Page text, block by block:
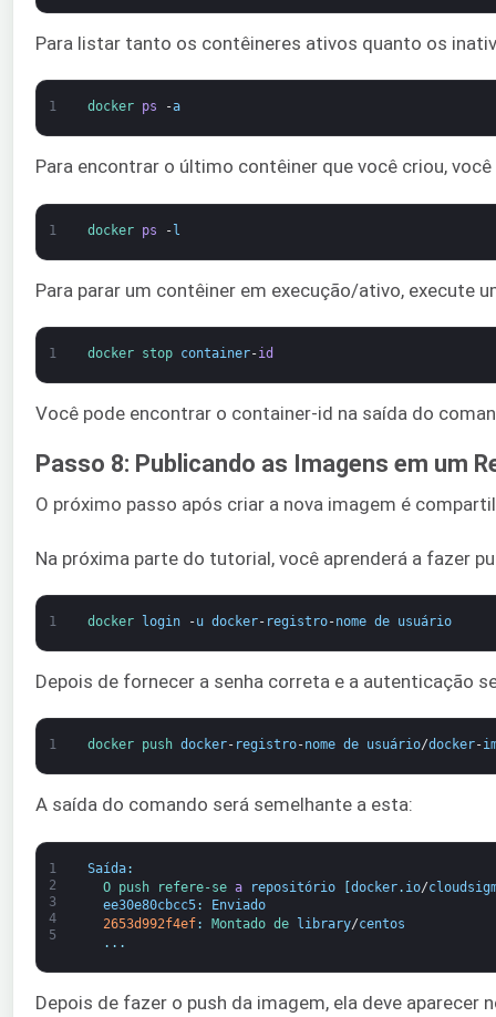
Para listar tanto os contêineres ativos quanto os
1 docker ps -a
Para encontrar o último contêiner que você criou,
1 docker ps -l
Para parar um contêiner em execução/ativo, execute
1 docker stop container-id
Você pode encontrar o container-id na saída do
Passo 8: Publicando as Imagens em um
O próximo passo após criar a nova imagem é
Na próxima parte do tutorial, você aprenderá a fazer
1 docker login -u docker- registro-nome de usuário
Depois de fornecer a senha correta e a autenticação
1 docker push docker- registro-nome de usuário/docker-
A saída do comando será semelhante a esta:
1
2
3
4
5
Saída:
O push refere-se a repositório [docker. io/
ee30e80cbcc5:
Enviado
2653d992f4ef: Montado de library/centos
. . .
Depois de fazer o push da imagem, ela deve